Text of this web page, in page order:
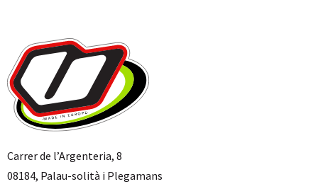
Carrer de l’Argenteria, 8
08184, Palau-solità i Plegamans